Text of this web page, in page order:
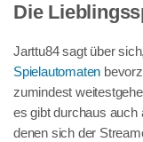
Die
Jarttu84 sagt über
Spielautomaten
zumindest
es gibt durchaus auch
denen sich der